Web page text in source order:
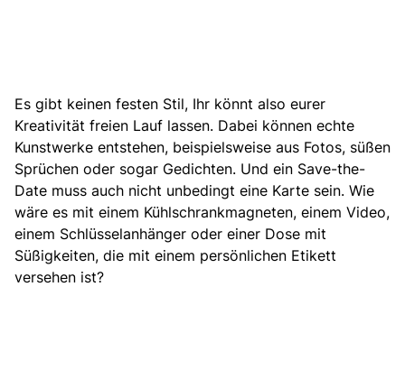
Es gibt keinen festen Stil, Ihr könnt also eurer
Kreativität freien Lauf lassen. Dabei können echte
Kunstwerke entstehen, beispielsweise aus Fotos, süßen
Sprüchen oder sogar Gedichten. Und ein Save-the-
Date muss auch nicht unbedingt eine Karte sein. Wie
wäre es mit einem Kühlschrankmagneten, einem Video,
einem Schlüsselanhänger oder einer Dose mit
Süßigkeiten, die mit einem persönlichen Etikett
versehen ist?